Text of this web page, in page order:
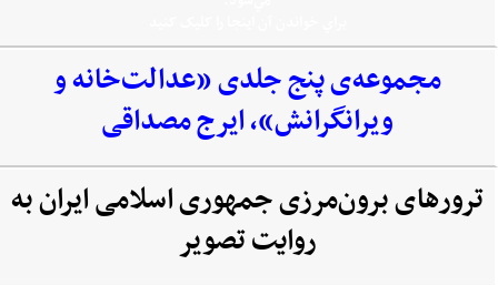
مجموعه‌‌ی پنج جلدی «عدالت‌خانه و
ویرانگرانش»، ایرج مصداقی
ترورهای برون‌مرزی جمهوری اسلامی ایران به
روایت تصویر